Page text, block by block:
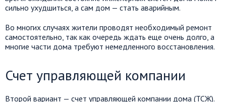
сильно ухудшиться, а сам дом — стать аварийным.
Во многих случаях жители проводят необходимый ремонт
самостоятельно, так как очередь ждать еще очень долго, а
многие части дома требуют немедленного восстановления.
Счет управляющей компании
Второй вариант — счет управляющей компании дома (ТСЖ).